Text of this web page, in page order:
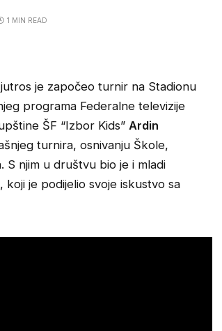
1 MIN READ
je započeo turnir na Stadionu
programa Federalne televizije
ŠF “Izbor Kids”Ardin
turnira, osnivanju Škole,
S njim u društvu bio je i mladi
, koji je podijelio svoje iskustvo sa